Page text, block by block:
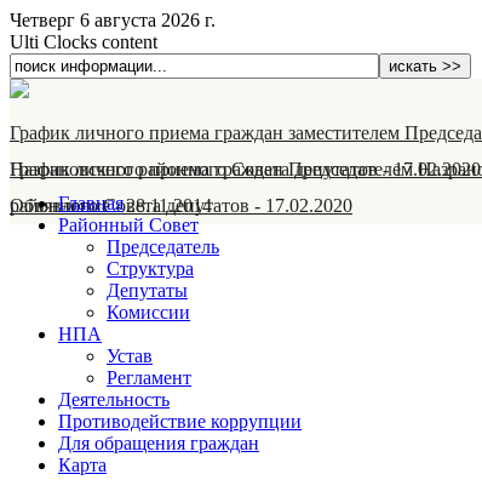
Четверг 6 августа 2026 г.
Ulti Clocks content
График личного приема граждан заместителем
Назрановского районного Совета депутатов-17.02.2020
График личного приема граждан Председателем
районного Совета депутатов - 17.02.2020
Объявление-28.11.2014
Главная
Районный Совет
Председатель
Структура
Депутаты
Комиссии
НПА
Устав
Регламент
Деятельность
Противодействие коррупции
Для обращения граждан
Карта